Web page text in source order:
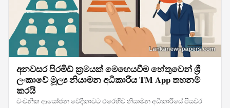
අනවසර පිරමිඩ් ක්‍රමයක් මෙහෙයවීම හේතුවෙන් ශ්‍රී
ලංකාවේ මූල්‍ය නියාමන අධිකාරිය TM App තහනම්
කරයි
වංචනික ආයෝජන වේදිකාවට එරෙහිව නියාමන අධිකාරියේ පියවර